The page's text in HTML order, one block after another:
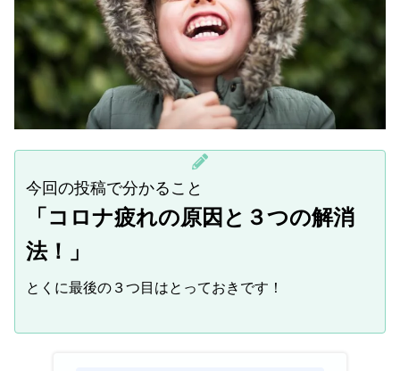
今回の投稿で分かること
「コロナ疲れの原因と３つの解消
法！」
とくに最後の３つ目はとっておきです！